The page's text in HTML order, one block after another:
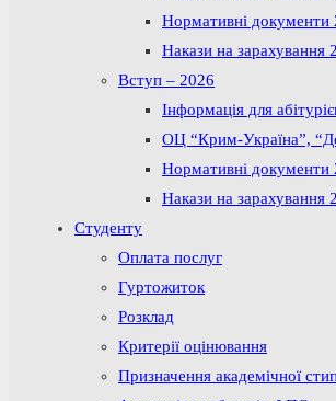
Нормативні документи
Накази на зарахування
Вступ – 2026
Інформація для
ОЦ “Крим-Україна”,
Нормативні документи
Накази на зарахування
Студенту
Оплата послуг
Гуртожиток
Розклад
Критерії оцінювання
Призначення академічної